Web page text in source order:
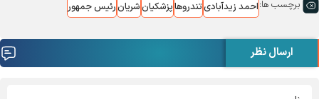
برچسب ها:احمد زیدآبادیتندروهاپزشکیانشریانرئیس جمهور
ارسال نظر